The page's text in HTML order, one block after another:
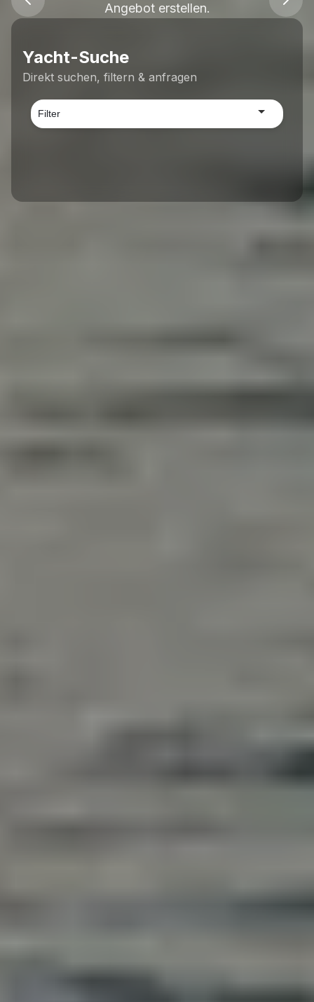
Angebot erstellen.
Yacht-Suche
Direkt suchen, filtern & anfragen